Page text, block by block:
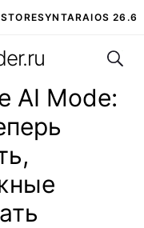
SYNTARAIOS 26.6
ОНЛАЙН
AI Mode: